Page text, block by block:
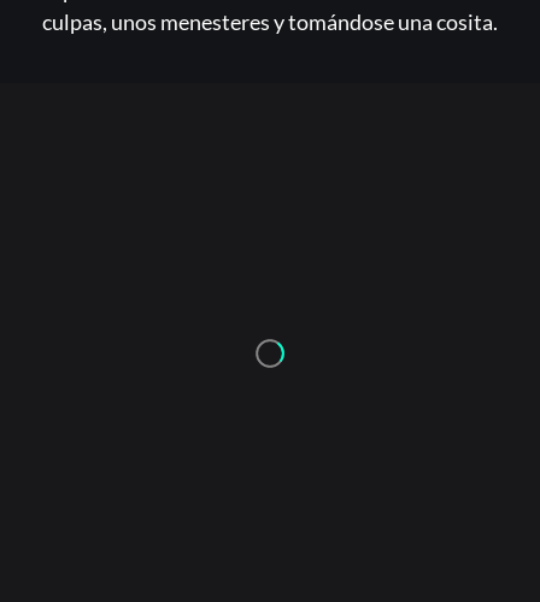
culpas, unos menesteres y tomándose una cosita.